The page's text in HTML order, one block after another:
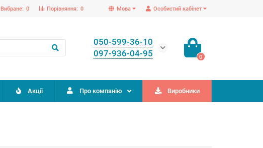
Особистий кабінет
Мова
Порівняння: 0
Вибране: 0
050-599-36-10
097-936-04-95
0
Акції Про компанію Виробники